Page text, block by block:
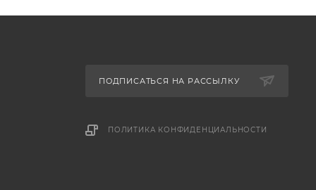
ПОДПИСАТЬСЯ НА РАССЫЛКУ
ПОЛИТИКА КОНФИДЕНЦИАЛЬНОСТИ